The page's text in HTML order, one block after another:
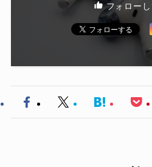
フォローし